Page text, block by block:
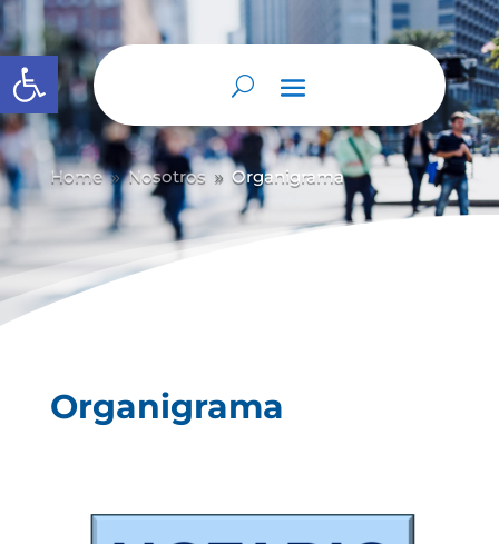
Abrir barra de herramientas
Home 9 Nosotros 9 Organigrama
Organigrama